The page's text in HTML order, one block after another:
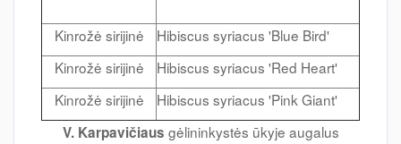
Kinrožė sirijinė
Hibiscus syriacus 'Blue Bird'
Kinrožė sirijinė
Hibiscus syriacus 'Red Heart'
Kinrožė sirijinė
Hibiscus syriacus 'Pink Giant'
V. Karpavičiaus gėlininkystės ūkyje augalus